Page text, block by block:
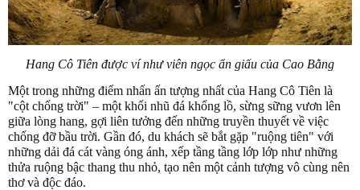
Hang Cô Tiên được ví như viên ngọc ẩn giấu của Cao Bằng
Một trong những điểm nhấn ấn tượng nhất của Hang Cô Tiên là
"cột chống trời" – một khối nhũ đá khổng lồ, sừng sững vươn lên
giữa lòng hang, gợi liên tưởng đến những truyền thuyết về việc
chống đỡ bầu trời. Gần đó, du khách sẽ bắt gặp "ruộng tiên" với
những dải đá cát vàng óng ánh, xếp tầng tầng lớp lớp như những
thửa ruộng bậc thang thu nhỏ, tạo nên một cảnh tượng vô cùng nên
thơ và độc đáo.